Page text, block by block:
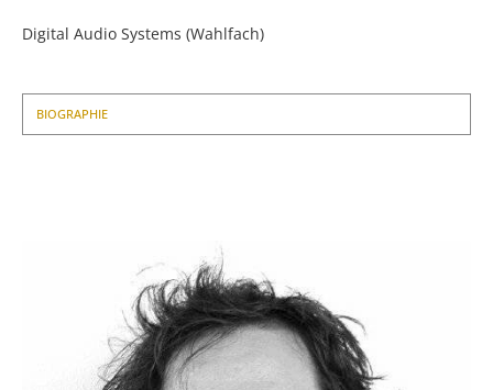
Digital Audio Systems (Wahlfach)
BIOGRAPHIE